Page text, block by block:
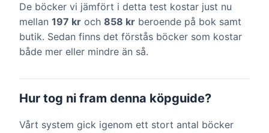
De böcker vi jämfört i detta test kostar just nu
mellan 197 kr och 858 kr beroende på bok samt
butik. Sedan finns det förstås böcker som kostar
både mer eller mindre än så.
Hur tog ni fram denna köpguide?
Vårt system gick igenom ett stort antal böcker